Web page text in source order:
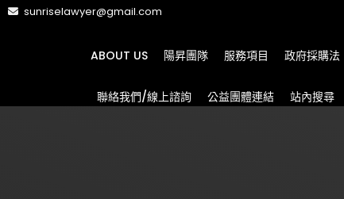
sunriselawyer@gmail.com
ABOUT US 陽昇團隊 服務項目 政府採購法
聯絡我們/線上諮詢 公益團體連結 站內搜尋